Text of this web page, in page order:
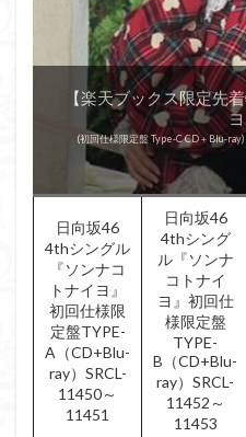
【楽天ブックス限定先
(初回仕様限定盤 Type-A CD＋Blu-
【楽天ブックス限定先
(初回仕様限定盤 Type-B CD＋Blu-
【楽天ブックス限定先
(初回仕様限定盤 Type-C CD＋Blu-
【楽天ブックス限定先
(通常盤 CD only) (ステッカ
『こんなに好きに
(初回仕様限定盤
『こんなに好きに
(初回仕様限定盤
『こんなに好きに
(初回仕様限定盤
『こんなに好きに
(通
『ドレミ
(初回仕様限定盤
『ドレミ
(初回仕様限定盤
『ドレミ
(初回仕様限定盤
『ドレミ
(通
『キ
(初回仕様限定盤
『キ
(初回仕様限定盤
『キ
(初回仕様限定盤
『キ
(通
『走り出
(初回仕様限定盤 Type-A
『走り出
(初回仕様限定盤 Type-B
『走り出
(通常盤) [
日向坂46
4thシングル
『ソンナコ
トナイヨ』
初回仕様限
定盤TYPE-
A（CD+Blu-
ray）SRCL-
11450～
11451
日向坂46
4thシング
ル『ソンナ
コトナイ
ヨ』初回仕
様限定盤
TYPE-
B（CD+Blu-
ray）SRCL-
11452～
11453